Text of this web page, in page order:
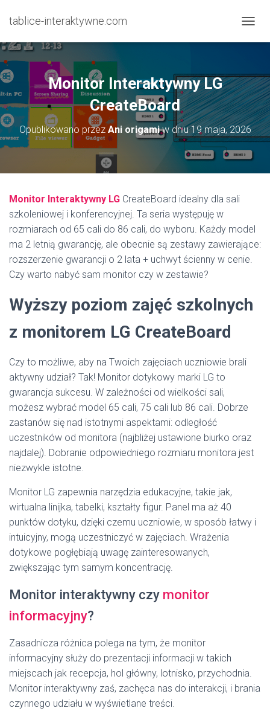
tablice-interaktywne.com
R
Ł
Ą
C
Z
N
A
Monitor Interaktywny LG
CreateBoard
Opublikowano przezAni origamiw dniu19 maja, 2026
Monitor Interaktywny LG CreateBoard idealny dla sali
szkoleniowej i konferencyjnej. Ta seria występuję w
rozmiarach od 65 cali do 86 cali, do wyboru. Każdy model
ma 2 letnią gwarancję, ale obecnie są zestawy zawierające:
rozszerzenie gwarancji o 2 lata + uchwyt ścienny w cenie.
Czy warto nabyć sam monitor czy w zestawie?
Wyższy poziom zajęć szkolnych
z monitorem LG CreateBoard
Czy to możliwe, aby na Twoich zajęciach uczniowie brali
aktywny udział? Tak! Monitor dotykowy marki LG to
gwarancja sukcesu. W zależności od wielkości sali,
możesz wybrać model 65 cali, 75 cali lub 86 cali. Dobrze
zastanów się nad istotnymi aspektami: odległość
uczestników od monitora (najbliżej ustawione biurko oraz
najdalej). Dobranie odpowiedniego rozmiaru monitora jest
niezwykle istotne.
Monitor LG zapewnia narzędzia edukacyjne, takie jak,
wirtualna linijka, tabelki, kształty figur. Panel ma aż 40
punktów dotyku, dzięki czemu uczniowie, w sposób łatwy i
intuicyjny, mogą uczestniczyć w zajęciach. Wrażenia
dotykowe pogłębiają uwagę zainteresowanych,
zwiększając tym samym koncentrację.
Monitor interaktywny czy monitor
informacyjny?
Zasadnicza różnica polega na tym, że monitor
informacyjny służy do prezentacji informacji w takich
miejscach jak recepcja, hol główny, lotnisko, przychodnia.
Monitor interaktywny zaś, zachęca nas do interakcji, i brania
czynnego udziału w wyświetlane treści.